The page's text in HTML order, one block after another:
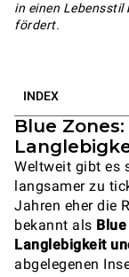
in einen Lebensstil
fördert.
INDEX
Blue
Weltweit gibt es
langsamer zu
Jahren eher die
bekannt als
Langlebigkeit
abgelegenen